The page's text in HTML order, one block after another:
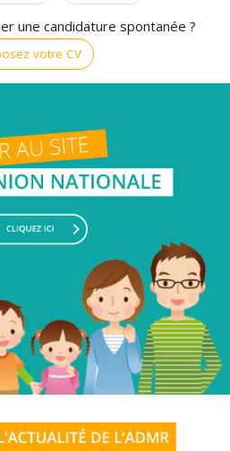
une candidature spontanée ?
votre CV